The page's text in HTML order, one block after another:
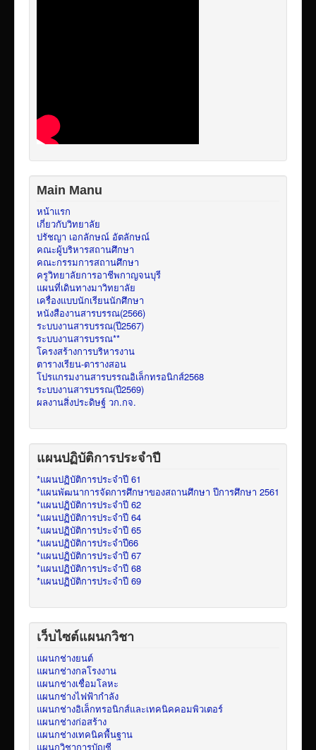
Main Manu
หน้าแรก
เกี่ยวกับวิทยาลัย
ปรัชญา เอกลักษณ์ อัตลักษณ์
คณะผู้บริหารสถานศึกษา
คณะกรรมการสถานศึกษา
ครูวิทยาลัยการอาชีพกาญจนบุรี
แผนที่เดินทางมาวิทยาลัย
เครื่องแบบนักเรียนนักศึกษา
หนังสืองานสารบรรณ(2566)
ระบบงานสารบรรณ(ปี2567)
ระบบงานสารบรรณ**
โครงสร้างการบริหารงาน
ตารางเรียน-ตารางสอน
โปรแกรมงานสารบรรณอิเล็กทรอนิกส์2568
ระบบงานสารบรรณ(ปี2569)
ผลงานสิ่งประดิษฐ์ วก.กจ.
แผนปฏิบัติการประจำปี
*แผนปฏิบัติการประจำปี 61
*แผนพัฒนาการจัดการศึกษาของสถานศึกษา ปีการศึกษา 2561
*แผนปฏิบัติการประจำปี 62
*แผนปฏิบัติการประจำปี 64
*แผนปฏิบัติการประจำปี 65
*แผนปฏิบัติการประจำปี66
*แผนปฏิบัติการประจำปี 67
*แผนปฏิบัติการประจำปี 68
*แผนปฏิบัติการประจำปี 69
เว็บไซต์แผนกวิชา
แผนกช่างยนต์
แผนกช่างกลโรงงาน
แผนกช่างเชื่อมโลหะ
แผนกช่างไฟฟ้ากำลัง
แผนกช่างอิเล็กทรอนิกส์และเทคนิคคอมพิวเตอร์
แผนกช่างก่อสร้าง
แผนกช่างเทคนิคพื้นฐาน
แผนกวิชาการบัญชี